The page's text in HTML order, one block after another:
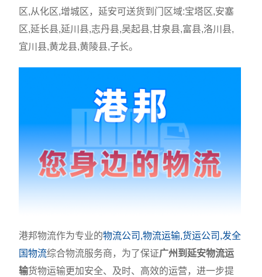
区,从化区,增城区，延安可送货到门区域:宝塔区,安塞
区,延长县,延川县,志丹县,吴起县,甘泉县,富县,洛川县,
宜川县,黄龙县,黄陵县,子长。
港邦物流作为专业的物流公司,物流运输,货运公司,发全
国物流综合物流服务商，为了保证广州到延安物流运
输货物运输更加安全、及时、高效的运营，进一步提